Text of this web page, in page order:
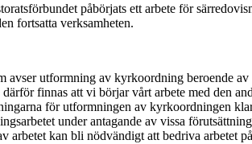
påbörjats ett arbete för
fortsatta verksamheten.
avser utformning av kyrkoordning beroende
finnas att vi börjar vårt arbete med den
för utformningen av kyrkoordningen
under antagande av vissa
arbetet kan bli nödvändigt att bedriva arbetet